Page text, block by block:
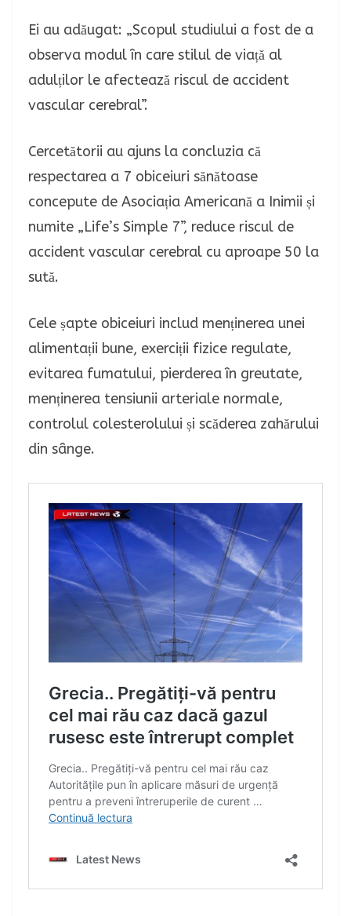
Ei au adăugat: „Scopul studiului a fost de a
observa modul în care stilul de viață al
adulților le afectează riscul de accident
vascular cerebral”.
Cercetătorii au ajuns la concluzia că
respectarea a 7 obiceiuri sănătoase
concepute de Asociația Americană a Inimii și
numite „Life’s Simple 7”, reduce riscul de
accident vascular cerebral cu aproape 50 la
sută.
Cele șapte obiceiuri includ menținerea unei
alimentații bune, exerciții fizice regulate,
evitarea fumatului, pierderea în greutate,
menținerea tensiunii arteriale normale,
controlul colesterolului și scăderea zahărului
din sânge.